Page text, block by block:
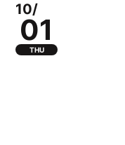
10/
01
THU